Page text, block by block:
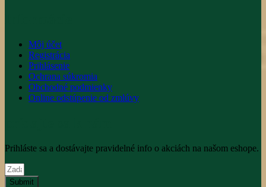
Môj účet
Registrácia
Prihlásenie
Ochrana súkromia
Obchodné podmienky
Online odstúpenie od zmlúvy
Prihláste sa a dostávajte pravidelné info o akciách na našom eshope.
Submit